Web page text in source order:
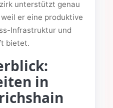
unterstützt genau
er eine produktive
Infrastruktur und
bietet.
in